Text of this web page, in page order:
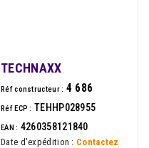
TECHNAXX
Réf constructeur : 4 686
Réf ECP : TEHHP028955
EAN : 4260358121840
Date d'expédition : Contactez